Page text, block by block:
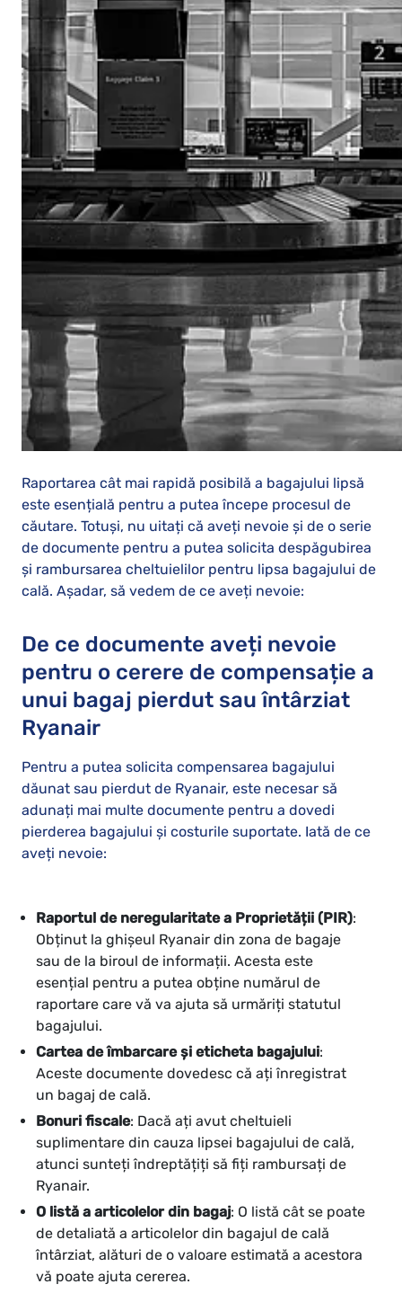
Raportarea cât mai rapidă posibilă a bagajului lipsă
este esențială pentru a putea începe procesul de
căutare. Totuși, nu uitați că aveți nevoie și de o serie
de documente pentru a putea solicita despăgubirea
și rambursarea cheltuielilor pentru lipsa bagajului de
cală. Așadar, să vedem de ce aveți nevoie:
De ce documente aveți nevoie
pentru o cerere de compensație a
unui bagaj pierdut sau întârziat
Ryanair
Pentru a putea solicita compensarea bagajului
dăunat sau pierdut de Ryanair, este necesar să
adunați mai multe documente pentru a dovedi
pierderea bagajului și costurile suportate. Iată de ce
aveți nevoie:
Raportul de neregularitate a Proprietății (PIR):
Obținut la ghișeul Ryanair din zona de bagaje
sau de la biroul de informații. Acesta este
esențial pentru a putea obține numărul de
raportare care vă va ajuta să urmăriți statutul
bagajului.
Cartea de îmbarcare și eticheta bagajului:
Aceste documente dovedesc că ați înregistrat
un bagaj de cală.
Bonuri fiscale: Dacă ați avut cheltuieli
suplimentare din cauza lipsei bagajului de cală,
atunci sunteți îndreptățiți să fiți rambursați de
Ryanair.
O listă a articolelor din bagaj: O listă cât se poate
de detaliată a articolelor din bagajul de cală
întârziat, alături de o valoare estimată a acestora
vă poate ajuta cererea.